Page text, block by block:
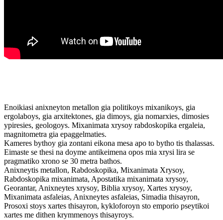
Enoikiasi anixneyton metallon gia politikoys mixanikoys, gia
ergolaboys, gia arxitektones, gia dimoys, gia nomarxies, dimosies
ypiresies, geologoys. Mixanimata xrysoy rabdoskopika ergaleia,
magnitometra gia epaggelmaties.
Kameres bythoy gia zontani eikona mesa apo to bytho tis thalassas.
Eimaste se thesi na doyme antikeimena opos mia xrysi lira se
pragmatiko xrono se 30 metra bathos.
Anixneytis metallon, Rabdoskopika, Mixanimata Xrysoy,
Rabdoskopika mixanimata, Apostatika mixanimata xrysoy,
Georantar, Anixneytes xrysoy, Biblia xrysoy, Xartes xrysoy,
Mixanimata asfaleias, Anixneytes asfaleias, Simadia thisayron,
Prosoxi stoys xartes thisayron, kykloforoyn sto emporio pseytikoi
xartes me dithen krymmenoys thisayroys.